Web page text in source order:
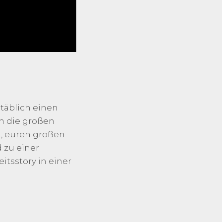
einen
die großen
euren großen
zu einer
in einer